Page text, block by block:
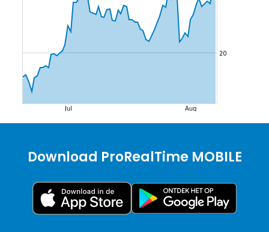
Download ProRealTime MOBILE